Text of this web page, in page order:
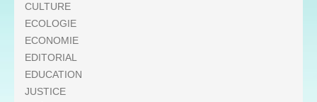
CULTURE
ECOLOGIE
ECONOMIE
EDITORIAL
EDUCATION
JUSTICE